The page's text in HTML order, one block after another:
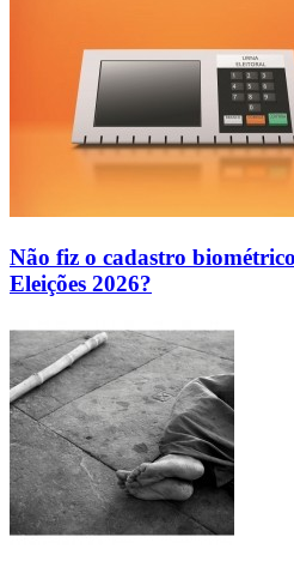
Não fiz o cadastro
Eleições 2026?